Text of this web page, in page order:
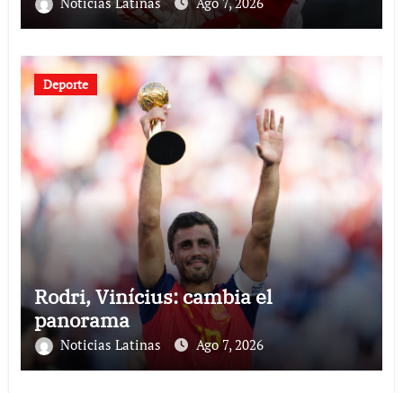
Deporte
Rodri, Vinícius: cambia el
panorama
Noticias Latinas Ago 7, 2026